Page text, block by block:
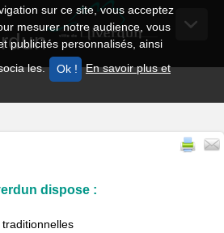
sur ce site, vous acceptez
mesurer notre audience, vous
publicités personnalisés, ainsi
les.
En savoir plus et
dispose :